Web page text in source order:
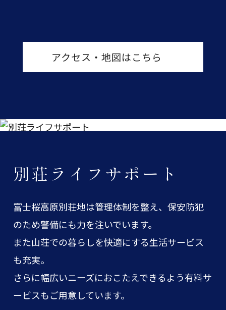
アクセス・地図はこちら
別荘ライフサポート
富士桜高原別荘地は管理体制を整え、保安防犯
のため警備にも力を注いでいます。
また山荘での暮らしを快適にする生活サービス
も充実。
さらに幅広いニーズにおこたえできるよう有料サ
ービスもご用意しています。